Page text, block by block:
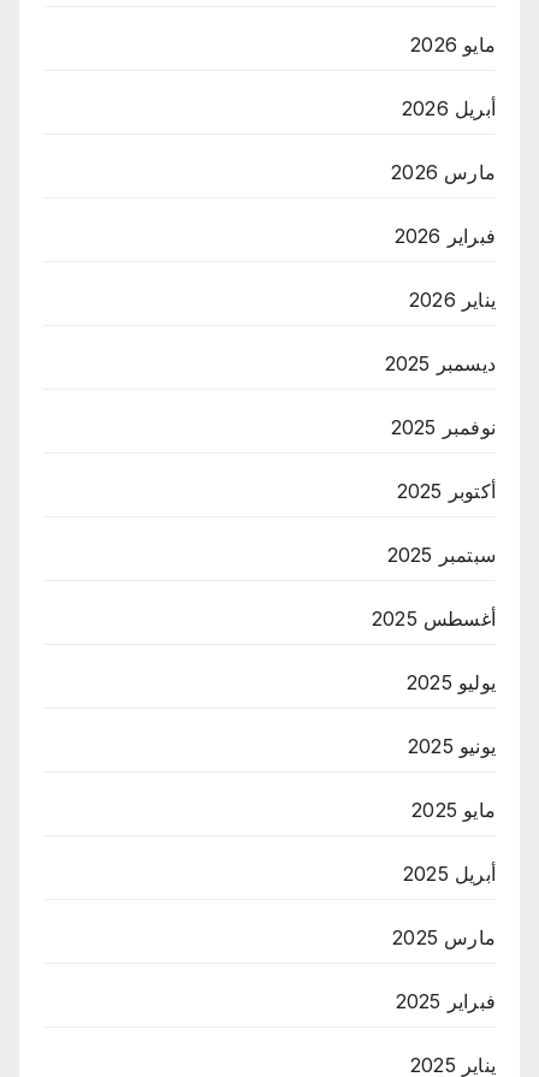
مايو 2026
أبريل 2026
مارس 2026
فبراير 2026
يناير 2026
ديسمبر 2025
نوفمبر 2025
أكتوبر 2025
سبتمبر 2025
أغسطس 2025
يوليو 2025
يونيو 2025
مايو 2025
أبريل 2025
مارس 2025
فبراير 2025
يناير 2025